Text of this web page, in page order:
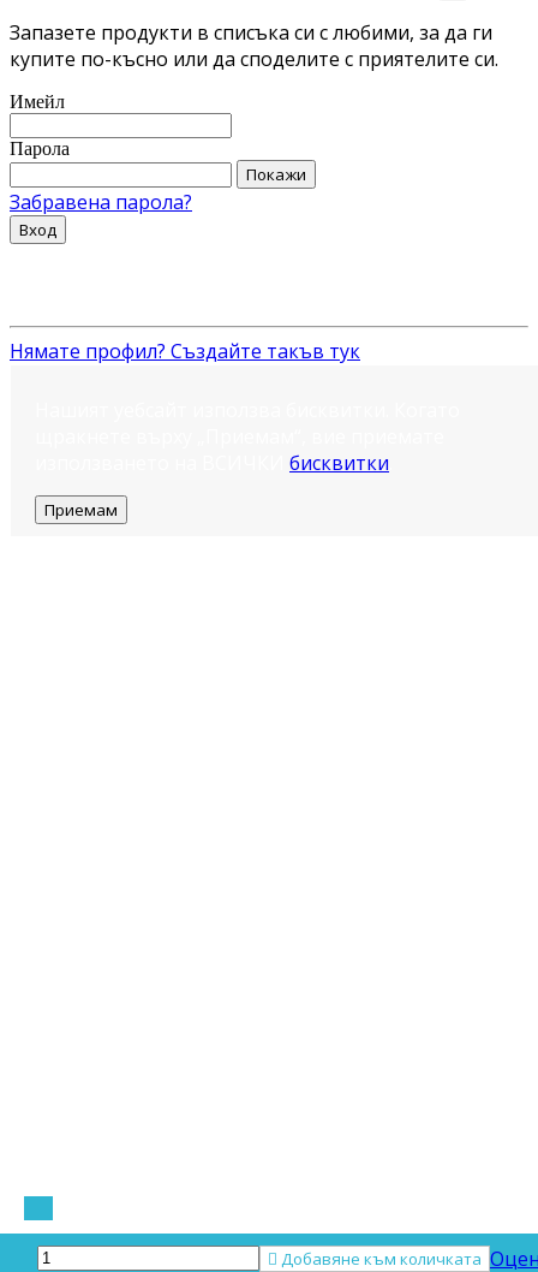
 Добавяне към количката
Запазете продукти в списъка си с любими, за да ги
купите по-късно или да споделите с приятелите си.
Имейл
Парола
Покажи
Забравена парола?
Вход
Нямате профил? Създайте такъв тук
бисквитки
Приемам